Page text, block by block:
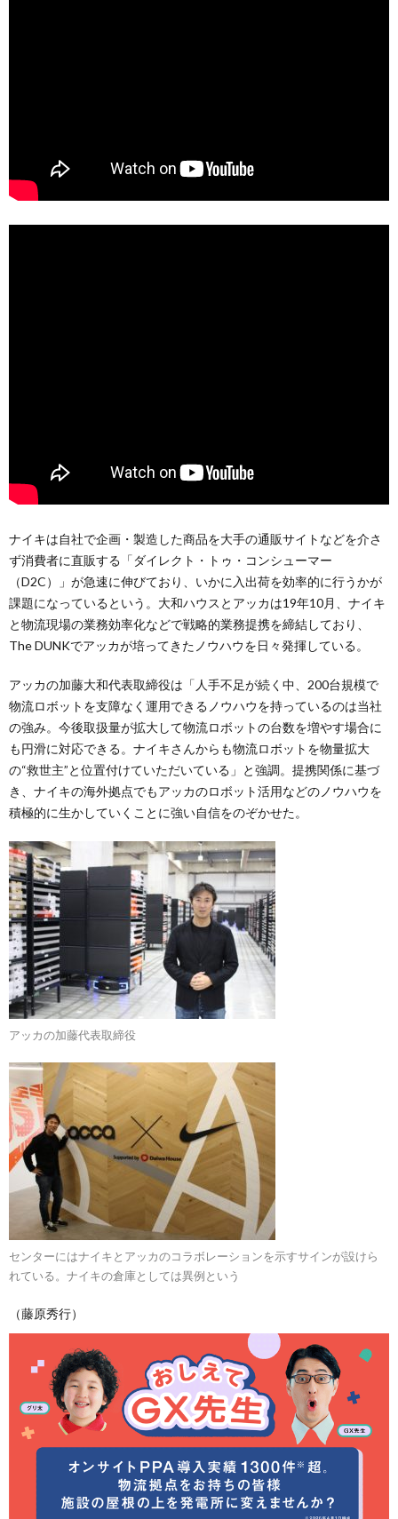
ナイキは自社で企画・製造した商品を大手の通販サイトなどを介さ
ず消費者に直販する「ダイレクト・トゥ・コンシューマー
（D2C）」が急速に伸びており、いかに入出荷を効率的に行うかが
課題になっているという。大和ハウスとアッカは19年10月、ナイキ
と物流現場の業務効率化などで戦略的業務提携を締結しており、
The DUNKでアッカが培ってきたノウハウを日々発揮している。
アッカの加藤大和代表取締役は「人手不足が続く中、200台規模で
物流ロボットを支障なく運用できるノウハウを持っているのは当社
の強み。今後取扱量が拡大して物流ロボットの台数を増やす場合に
も円滑に対応できる。ナイキさんからも物流ロボットを物量拡大
の“救世主”と位置付けていただいている」と強調。提携関係に基づ
き、ナイキの海外拠点でもアッカのロボット活用などのノウハウを
積極的に生かしていくことに強い自信をのぞかせた。
アッカの加藤代表取締役
センターにはナイキとアッカのコラボレーションを示すサインが設けら
れている。ナイキの倉庫としては異例という
（藤原秀行）